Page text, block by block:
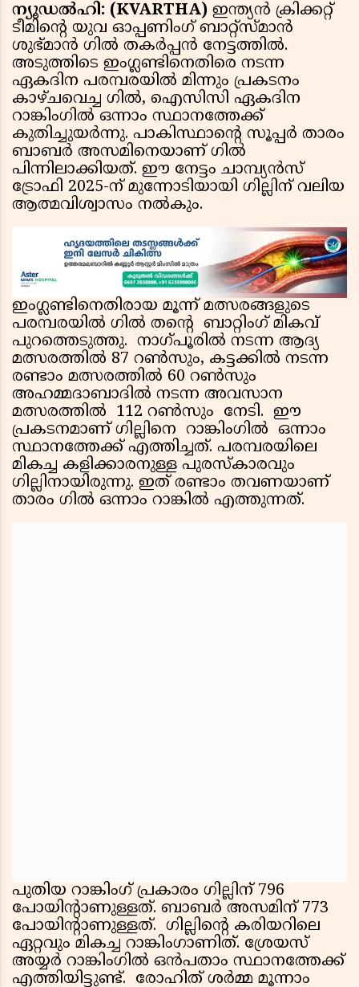
ന്യൂഡൽഹി: (KVARTHA) ഇന്ത്യൻ ക്രിക്കറ്റ്
ടീമിന്റെ യുവ ഓപ്പണിംഗ് ബാറ്റ്‌സ്മാൻ
ശുഭ്‌മാൻ ഗിൽ തകർപ്പൻ നേട്ടത്തിൽ.
അടുത്തിടെ ഇംഗ്ലണ്ടിനെതിരെ നടന്ന
ഏകദിന പരമ്പരയിൽ മിന്നും പ്രകടനം
കാഴ്ചവെച്ച ഗിൽ, ഐസിസി ഏകദിന
റാങ്കിംഗിൽ ഒന്നാം സ്ഥാനത്തേക്ക്
കുതിച്ചുയർന്നു. പാകിസ്ഥാൻ്റെ സൂപ്പർ താരം
ബാബർ അസമിനെയാണ് ഗിൽ
പിന്നിലാക്കിയത്. ഈ നേട്ടം ചാമ്പ്യൻസ്
ട്രോഫി 2025-ന് മുന്നോടിയായി ഗില്ലിന് വലിയ
ആത്മവിശ്വാസം നൽകും.
ഇംഗ്ലണ്ടിനെതിരായ മൂന്ന് മത്സരങ്ങളുടെ
പരമ്പരയിൽ ഗിൽ തന്റെ ബാറ്റിംഗ് മികവ്
പുറത്തെടുത്തു. നാഗ്പൂരിൽ നടന്ന ആദ്യ
മത്സരത്തിൽ 87 റൺസും, കട്ടക്കിൽ നടന്ന
രണ്ടാം മത്സരത്തിൽ 60 റൺസും
അഹമ്മദാബാദിൽ നടന്ന അവസാന
മത്സരത്തിൽ 112 റൺസും നേടി. ഈ
പ്രകടനമാണ് ഗില്ലിനെ റാങ്കിംഗിൽ ഒന്നാം
സ്ഥാനത്തേക്ക് എത്തിച്ചത്. പരമ്പരയിലെ
മികച്ച കളിക്കാരനുള്ള പുരസ്കാരവും
ഗില്ലിനായിരുന്നു. ഇത് രണ്ടാം തവണയാണ്
താരം ഗിൽ ഒന്നാം റാങ്കിൽ എത്തുന്നത്.
പുതിയ റാങ്കിംഗ് പ്രകാരം ഗില്ലിന് 796
പോയിന്റാണുള്ളത്. ബാബർ അസമിന് 773
പോയിന്റാണുള്ളത്. ഗില്ലിന്റെ കരിയറിലെ
ഏറ്റവും മികച്ച റാങ്കിംഗാണിത്. ശ്രേയസ്
അയ്യർ റാങ്കിംഗിൽ ഒൻപതാം സ്ഥാനത്തേക്ക്
എത്തിയിട്ടുണ്ട്. രോഹിത് ശർമ്മ മൂന്നാം